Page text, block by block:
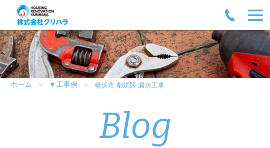
ホーム ▼工事例 横浜市 都筑区 漏水工事
Blog